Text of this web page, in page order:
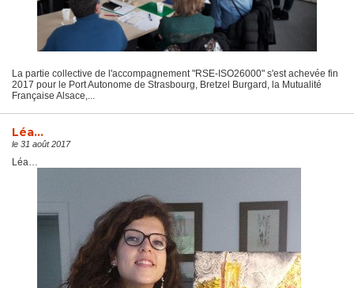
La partie collective de l'accompagnement "RSE-ISO26000" s'est achevée fin
2017 pour le Port Autonome de Strasbourg, Bretzel Burgard, la Mutualité
Française Alsace,...
Léa…
le 31 août 2017
Léa…